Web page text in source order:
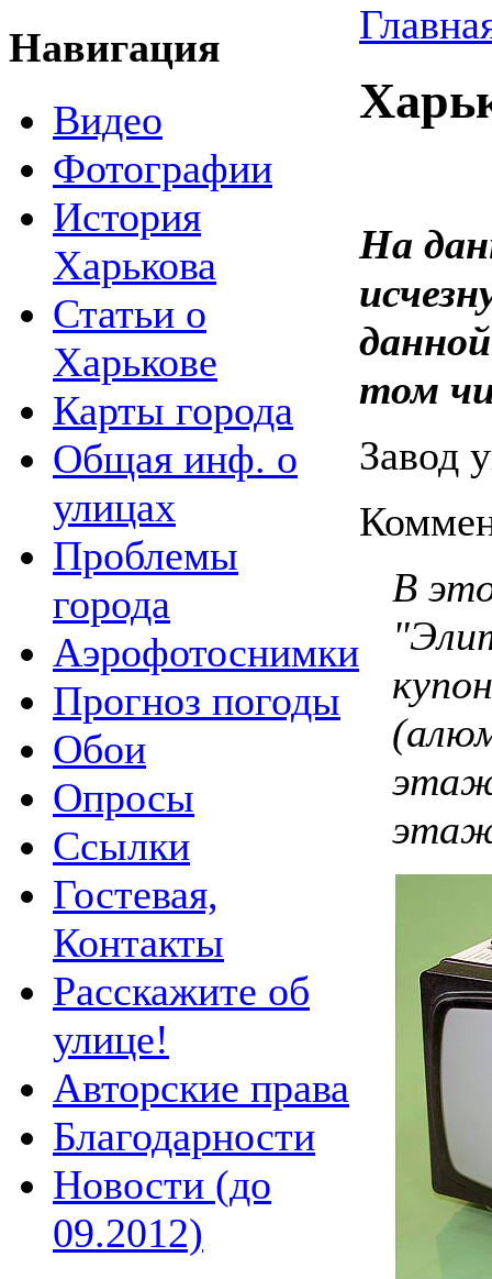
Навигация
Видео
Фотографии
История
Харькова
Статьи о
Харькове
Карты города
Общая инф. о
улицах
Проблемы
города
Аэрофотоснимки
Прогноз погоды
Обои
Опросы
Ссылки
Гостевая,
Контакты
Расскажите об
улице!
Авторские права
Благодарности
Новости (до
09.2012)
На
том
Завод
В